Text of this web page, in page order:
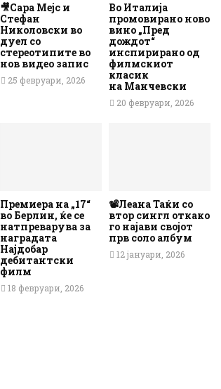
🎥Сара Мејс и
Стефан
Николовски во
дуел со
стереотипите во
нов видео запис
25 февруари, 2026
Во Италија
промовирано ново
вино „Пред
дождот“
инспирирано од
филмскиот
класик
на Манчевски
20 февруари, 2026
Премиера на „17“
во Берлин, ќе се
натпреварува за
наградата
Најдобар
дебитантски
филм
18 февруари, 2026
📽️Леана Таќи со
втор сингл откако
го најави својот
прв соло албум
12 јануари, 2026